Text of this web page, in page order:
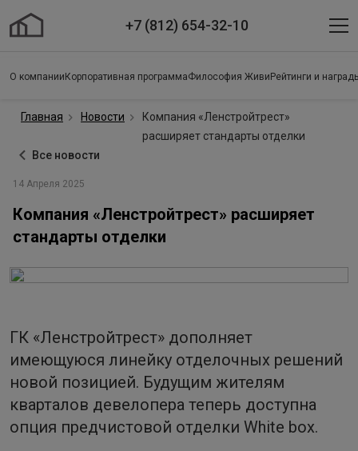
+7 (812) 654-32-10
О компании Корпоративная программаФилософия Живи Рейтинги и
Главная Новости
Компания «Ленстройтрест»
расширяет стандарты отделки
Все новости
14 Апреля 2025
Компания «Ленстройтрест» расширяет
стандарты отделки
ГК «Ленстройтрест» дополняет
имеющуюся линейку отделочных решений
новой позицией. Будущим жителям
кварталов девелопера теперь доступна
опция предчистовой отделки White box.